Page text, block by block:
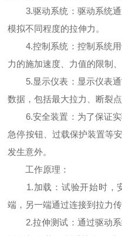
3.驱动系统：驱动系统通
模拟不同程度的拉伸力。
4.控制系统：控制系统用
力的施加速度、力值的限制、
5.显示仪表：显示仪表通
数据，包括最大拉力、断裂
6.安全装置：为了保证实
急停按钮、过载保护装置等
发生意外。
工作原理：
1.加载：试验开始时，安
端，另一端通过连接到拉力
2.拉伸测试：通过驱动系